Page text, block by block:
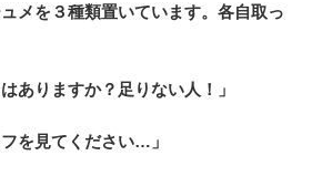
ュメを３種類置いています。各自取っ
ありますか？足りない人！」
を見てください…」